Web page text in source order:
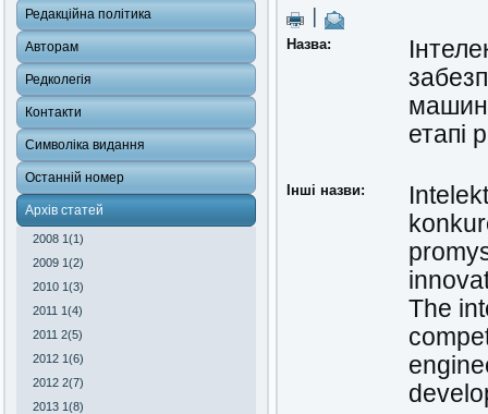
Редакційна політика
Авторам
Редколегія
Контакти
Символіка видання
Останній номер
Архів статей
2008 1(1)
2009 1(2)
2010 1(3)
2011 1(4)
2011 2(5)
2012 1(6)
2012 2(7)
2013 1(8)
Назва:
етапі
Інші назви:
The